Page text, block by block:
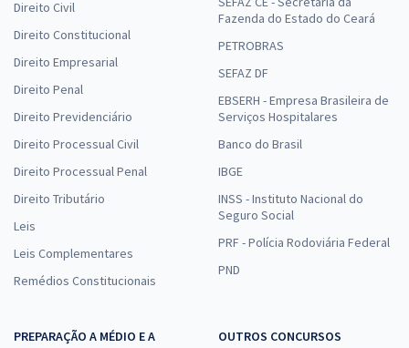
Direito Civil
Direito Constitucional
Direito Empresarial
Direito Penal
Direito Previdenciário
Direito Processual Civil
Direito Processual Penal
Direito Tributário
Leis
Leis Complementares
Remédios Constitucionais
Fazenda do Estado do Ceará
PETROBRAS
SEFAZ DF
EBSERH - Empresa Brasileira de
Serviços Hospitalares
Banco do Brasil
IBGE
INSS - Instituto Nacional do
Seguro Social
PRF - Polícia Rodoviária Federal
PND
PREPARAÇÃO A MÉDIO E A
OUTROS CONCURSOS